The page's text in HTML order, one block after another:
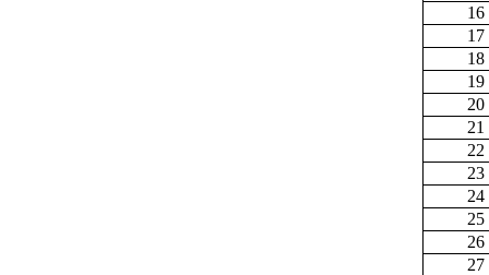
16
17
18
19
20
21
22
23
24
25
26
27